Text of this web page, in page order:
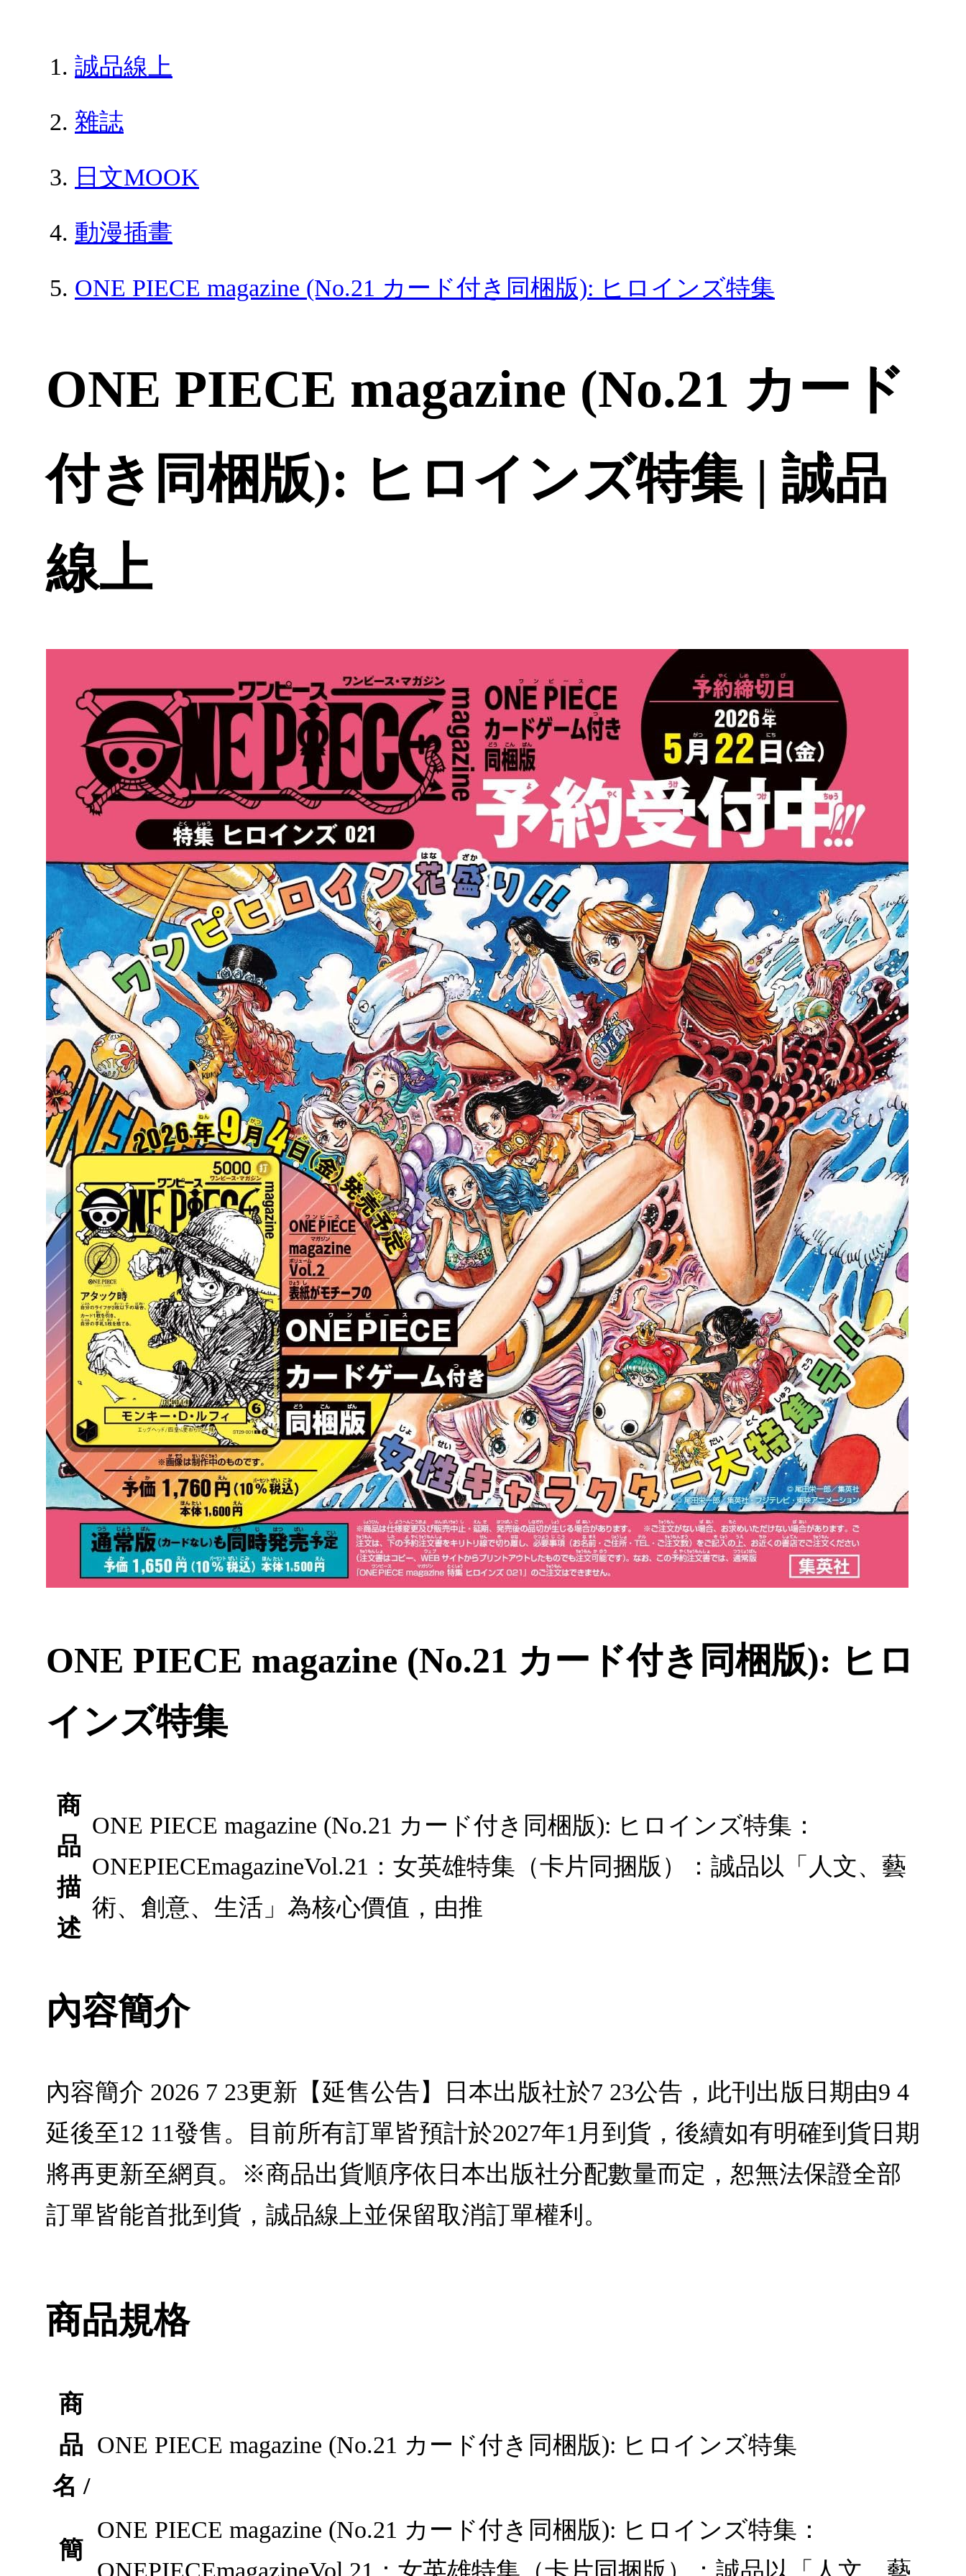
誠品線上
雜誌
日文MOOK
動漫插畫
ONE PIECE magazine (No.21 カード付き同梱版): ヒロインズ特集
ONE PIECE magazine (No.21 カード
付き同梱版): ヒロインズ特集 | 誠品
線上
ONE PIECE magazine (No.21 カード付き同梱版): ヒロ
インズ特集
商
品
描
述
ONE PIECE magazine (No.21 カード付き同梱版): ヒロインズ特集：
ONEPIECEmagazineVol.21：女英雄特集（卡片同捆版）：誠品以「人文、藝
術、創意、生活」為核心價值，由推
內容簡介
內容簡介 2026 7 23更新【延售公告】日本出版社於7 23公告，此刊出版日期由9 4
延後至12 11發售。目前所有訂單皆預計於2027年1月到貨，後續如有明確到貨日期
將再更新至網頁。※商品出貨順序依日本出版社分配數量而定，恕無法保證全部
訂單皆能首批到貨，誠品線上並保留取消訂單權利。
商品規格
商
品
名 /
ONE PIECE magazine (No.21 カード付き同梱版): ヒロインズ特集
簡
ONE PIECE magazine (No.21 カード付き同梱版): ヒロインズ特集：
ONEPIECEmagazineVol.21：女英雄特集（卡片同捆版）：誠品以「人文、藝